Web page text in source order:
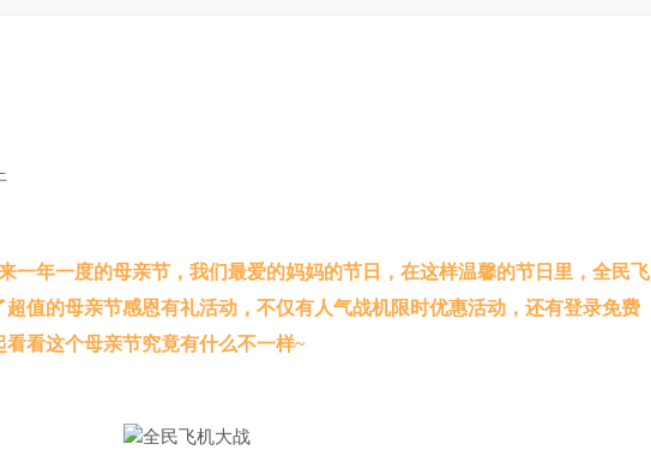
一年一度的母亲节，我们最爱的妈妈的节日，在这样温馨的节日里，全民飞
值的母亲节感恩有礼活动，不仅有人气战机限时优惠活动，还有登录免费
看这个母亲节究竟有什么不一样~